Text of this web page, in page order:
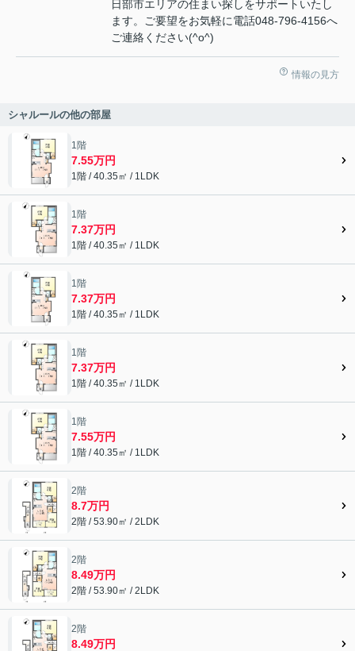
日部市エリアの住まい探しをサポートいたし
ます。ご要望をお気軽に電話048-796-4156へ
ご連絡ください(^o^)
情報の見方
シャルールの他の部屋
1階
7.55万円
1階 / 40.35㎡ / 1LDK
1階
7.37万円
1階 / 40.35㎡ / 1LDK
1階
7.37万円
1階 / 40.35㎡ / 1LDK
1階
7.37万円
1階 / 40.35㎡ / 1LDK
1階
7.55万円
1階 / 40.35㎡ / 1LDK
2階
8.7万円
2階 / 53.90㎡ / 2LDK
2階
8.49万円
2階 / 53.90㎡ / 2LDK
2階
8.49万円